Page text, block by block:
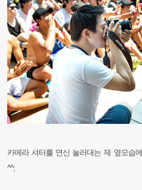
카메라 셔터를 연신 눌러대는 제 옆모습
^^;